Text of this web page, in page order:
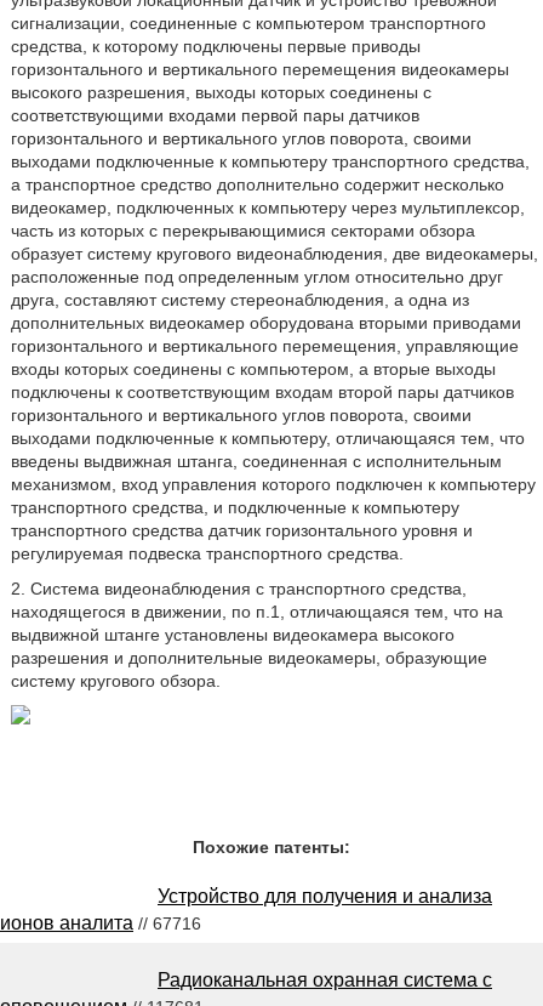
сигнализации, соединенные с компьютером транспортного
средства, к которому подключены первые приводы
горизонтального и вертикального перемещения видеокамеры
высокого разрешения, выходы которых соединены с
соответствующими входами первой пары датчиков
горизонтального и вертикального углов поворота, своими
выходами подключенные к компьютеру транспортного средства,
а транспортное средство дополнительно содержит несколько
видеокамер, подключенных к компьютеру через мультиплексор,
часть из которых с перекрывающимися секторами обзора
образует систему кругового видеонаблюдения, две видеокамеры,
расположенные под определенным углом относительно друг
друга, составляют систему стереонаблюдения, а одна из
дополнительных видеокамер оборудована вторыми приводами
горизонтального и вертикального перемещения, управляющие
входы которых соединены с компьютером, а вторые выходы
подключены к соответствующим входам второй пары датчиков
горизонтального и вертикального углов поворота, своими
выходами подключенные к компьютеру, отличающаяся тем, что
введены выдвижная штанга, соединенная с исполнительным
механизмом, вход управления которого подключен к компьютеру
транспортного средства, и подключенные к компьютеру
транспортного средства датчик горизонтального уровня и
регулируемая подвеска транспортного средства.
2. Система видеонаблюдения с транспортного средства,
находящегося в движении, по п.1, отличающаяся тем, что на
выдвижной штанге установлены видеокамера высокого
разрешения и дополнительные видеокамеры, образующие
систему кругового обзора.
Похожие патенты:
Устройство для получения и анализа
ионов аналита // 67716
Радиоканальная охранная система с